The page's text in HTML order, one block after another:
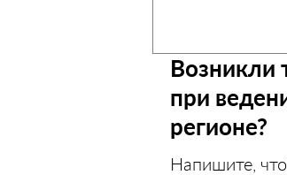
Возникли
при
регионе?
Напишите,